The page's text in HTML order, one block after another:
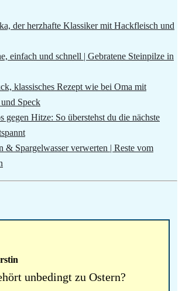
der herzhafte Klassiker mit Hackfleisch und
einfach und schnell | Gebratene Steinpilze in
klassisches Rezept wie bei Oma mit
Speck
gegen Hitze: So überstehst du die nächste
& Spargelwasser verwerten | Reste vom
unbedingt zu Ostern?